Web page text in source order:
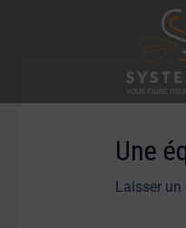
Une
Laisser